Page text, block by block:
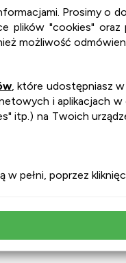
Prosimy o
"cookies"
możliwość
, które udostępniasz
i aplikacjach
itp.) na Twoich
poprzez